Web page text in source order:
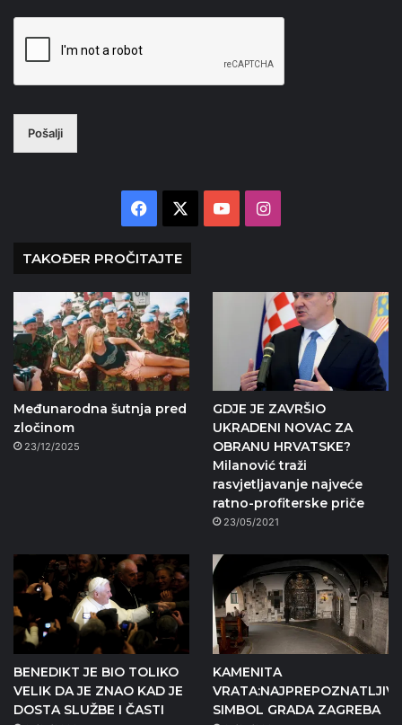
Pošalji
Facebook YouTubeInstagram
TAKOĐER PROČITAJTE
Međunarodna šutnja pred
zločinom
23/12/2025
GDJE JE ZAVRŠIO
UKRADENI NOVAC ZA
OBRANU HRVATSKE?
Milanović traži
rasvjetljavanje najveće
ratno-profiterske priče
23/05/2021
BENEDIKT JE BIO TOLIKO
VELIK DA JE ZNAO KAD JE
DOSTA SLUŽBE I ČASTI
KAMENITA
SIMBOL GRADA ZAGREBA